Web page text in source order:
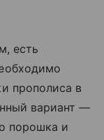
есть
прополиса в
вариант —
порошка и